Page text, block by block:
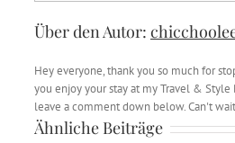
Über den Autor:
Hey everyone, thank you so much for
you enjoy your stay at my Travel &
leave a comment down below. Can't
Ähnliche Beiträge